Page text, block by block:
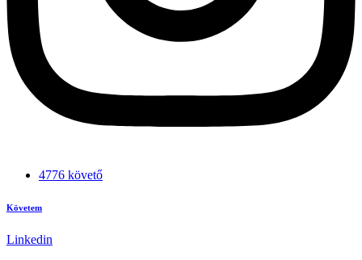
4776 követő
Követem
Linkedin